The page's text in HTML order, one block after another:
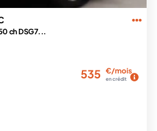
ch DSG7...
535 €/mois
en crédit